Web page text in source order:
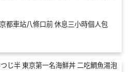
京都車站八條口前 休息三小時個人包